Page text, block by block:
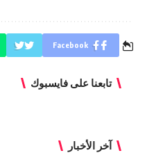
Facebook
تابعنا على فايسبوك
آخر الأخبار